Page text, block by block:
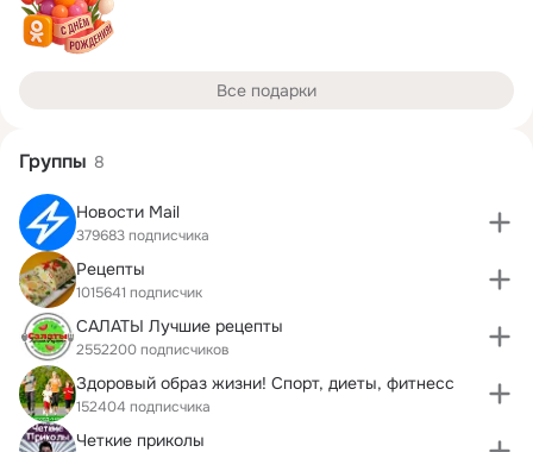
Все подарки
Группы 8
Новости Mail
379683 подписчика
Рецепты
1015641 подписчик
САЛАТЫ Лучшие рецепты
2552200 подписчиков
Здоровый образ жизни! Спорт, диеты, фитнесс
152404 подписчика
Четкие приколы